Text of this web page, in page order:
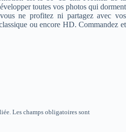
toutes vos photos qui dorment
ne profitez ni partagez avec vos
ou encore HD. Commandez et
Les champs obligatoires sont